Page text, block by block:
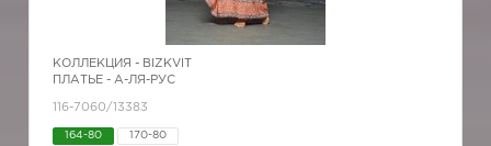
КОЛЛЕКЦИЯ - BIZKVIT
ПЛАТЬЕ - А-ЛЯ-РУС
116-7060/13383
164-80 170-80